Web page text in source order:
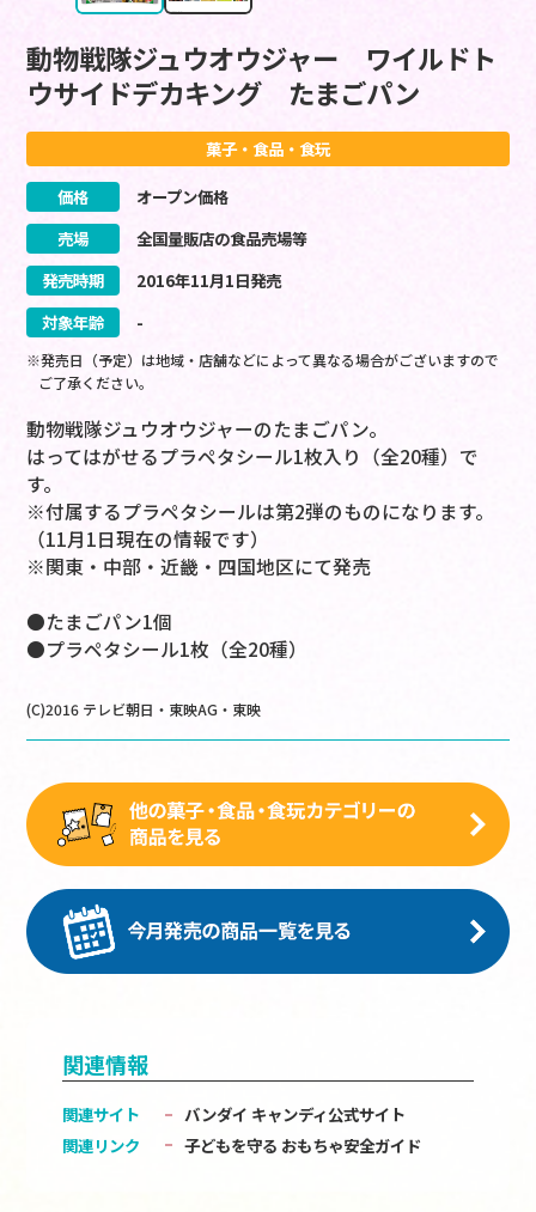
動物戦隊ジュウオウジャー ワイルドト
ウサイドデカキング たまごパン
菓子・食品・食玩
価格
オープン価格
売場
全国量販店の食品売場等
発売時期
2016年11月1日発売
対象年齢
-
※発売日（予定）は地域・店舗などによって異なる場合がございますので
ご了承ください。
動物戦隊ジュウオウジャーのたまごパン。
はってはがせるプラペタシール1枚入り（全20種）で
す。
※付属するプラペタシールは第2弾のものになります。
（11月1日現在の情報です）
※関東・中部・近畿・四国地区にて発売
●たまごパン1個
●プラペタシール1枚（全20種）
(C)2016 テレビ朝日・東映AG・東映
関連情報
関連サイト
バンダイ キャンディ公式サイト
関連リンク
子どもを守る おもちゃ安全ガイド